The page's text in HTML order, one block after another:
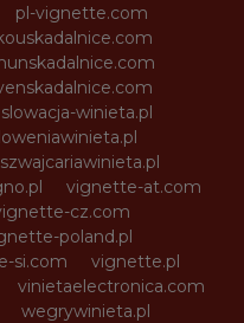
pl-vignette.com
slowacja-winieta.pl
szwajcariawinieta.pl
vignette-at.com
cz.com
poland.pl
si.com
vignette.pl
vinietaelectronica.com
wegrywinieta.pl